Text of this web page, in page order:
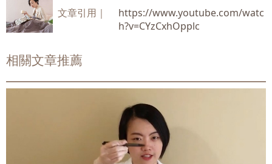
文章引用｜
https://www.youtube.com/watc
h?v=CYzCxhOpplc
相關文章推薦